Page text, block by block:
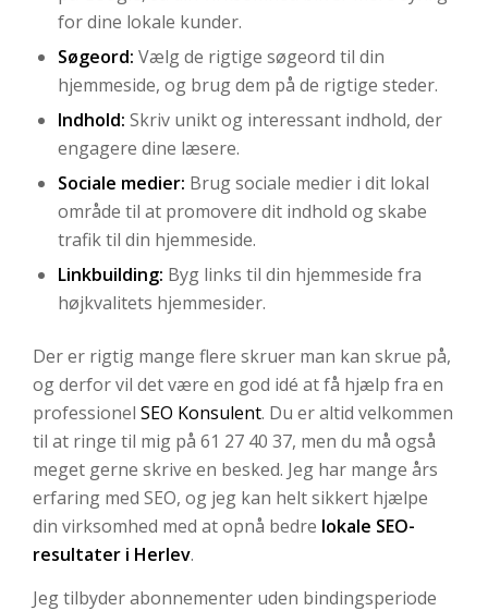
for dine lokale kunder.
Søgeord: Vælg de rigtige søgeord til din
hjemmeside, og brug dem på de rigtige steder.
Indhold: Skriv unikt og interessant indhold, der
engagere dine læsere.
Sociale medier: Brug sociale medier i dit lokal
område til at promovere dit indhold og skabe
trafik til din hjemmeside.
Linkbuilding: Byg links til din hjemmeside fra
højkvalitets hjemmesider.
Der er rigtig mange flere skruer man kan skrue på,
og derfor vil det være en god idé at få hjælp fra en
professionel SEO Konsulent. Du er altid velkommen
til at ringe til mig på 61 27 40 37, men du må også
meget gerne skrive en besked. Jeg har mange års
erfaring med SEO, og jeg kan helt sikkert hjælpe
din virksomhed med at opnå bedre lokale SEO-
resultater i Herlev.
Jeg tilbyder abonnementer uden bindingsperiode